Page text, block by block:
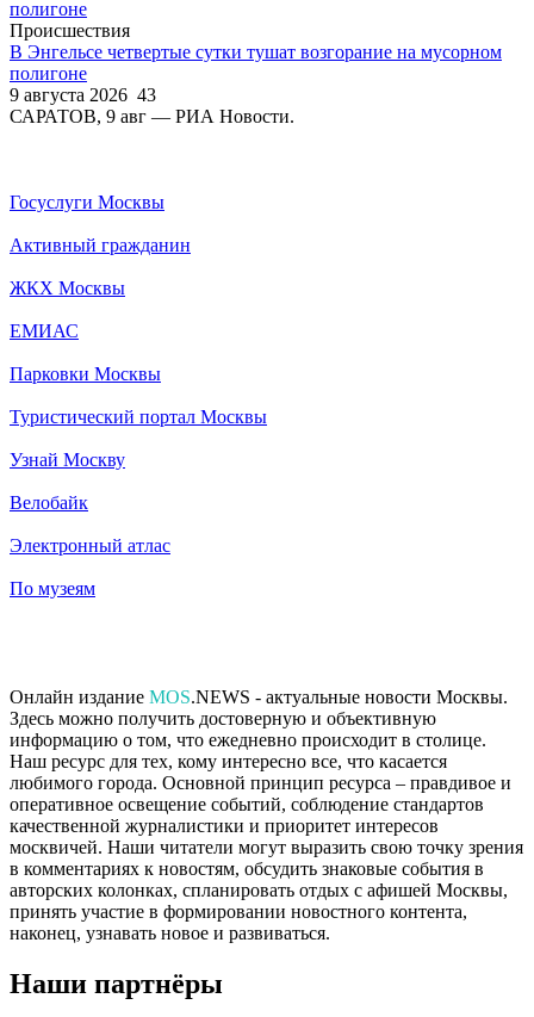
Происшествия
В Энгельсе четвертые сутки тушат возгорание на мусорном
полигоне
9 августа 2026 43
САРАТОВ, 9 авг — РИА Новости.
Госуслуги Москвы
Активный гражданин
ЖКХ Москвы
ЕМИАС
Парковки Москвы
Туристический портал Москвы
Узнай Москву
Велобайк
Электронный атлас
По музеям
Онлайн издание MOS.NEWS - актуальные новости Москвы.
Здесь можно получить достоверную и объективную
информацию о том, что ежедневно происходит в столице.
Наш ресурс для тех, кому интересно все, что касается
любимого города. Основной принцип ресурса – правдивое и
оперативное освещение событий, соблюдение стандартов
качественной журналистики и приоритет интересов
москвичей. Наши читатели могут выразить свою точку зрения
в комментариях к новостям, обсудить знаковые события в
авторских колонках, спланировать отдых с афишей Москвы,
принять участие в формировании новостного контента,
наконец, узнавать новое и развиваться.
Наши партнёры